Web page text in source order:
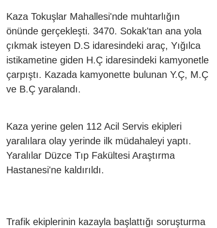
Kaza Tokuşlar Mahallesi'nde muhtarlığın
önünde gerçekleşti. 3470. Sokak'tan ana yola
çıkmak isteyen D.S idaresindeki araç, Yığılca
istikametine giden H.Ç idaresindeki kamyonetle
çarpıştı. Kazada kamyonette bulunan Y.Ç, M.Ç
ve B.Ç yaralandı.
Kaza yerine gelen 112 Acil Servis ekipleri
yaralılara olay yerinde ilk müdahaleyi yaptı.
Yaralılar Düzce Tıp Fakültesi Araştırma
Hastanesi'ne kaldırıldı.
Trafik ekiplerinin kazayla başlattığı soruşturma